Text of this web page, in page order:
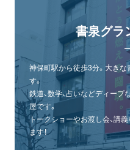
書泉グラ
神保町駅から徒歩3分。大きな
す。
鉄道、数学、占いなどディー
屋です。
トークショーやお渡し会、講
ます！